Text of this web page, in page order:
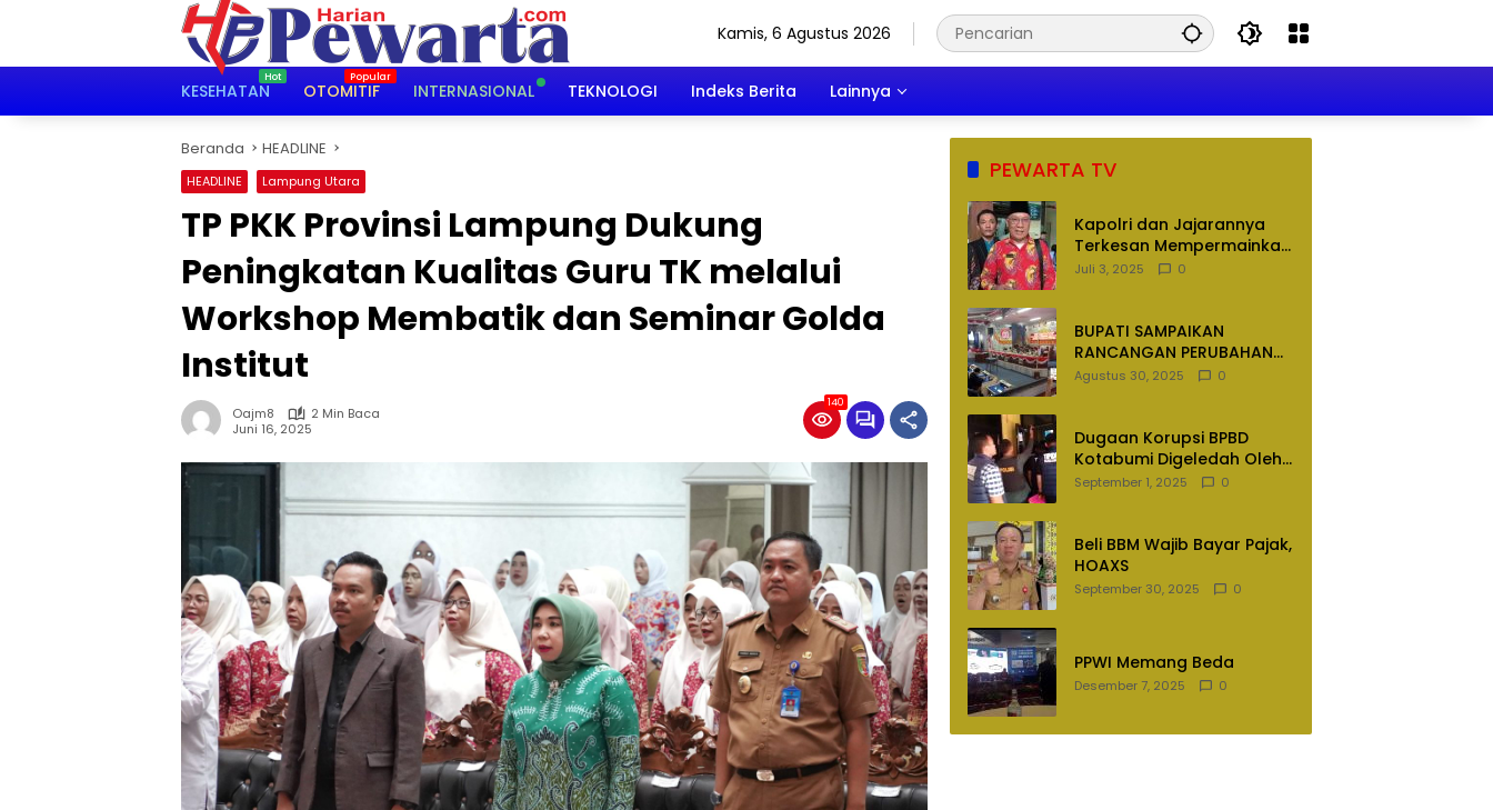
Kamis, 6 Agustus 2026
KESEHATAN OTOMITIF INTERNASIONAL TEKNOLOGI Indeks Berita Lainnya
Beranda HEADLINE
HEADLINE Lampung Utara
TP PKK Provinsi Lampung Dukung
Peningkatan Kualitas Guru TK melalui
Workshop Membatik dan Seminar Golda
Institut
Oajm8
2 Min Baca
Juni 16, 2025
140
PEWARTA TV
Kapolri dan Jajarannya
Terkesan Mempermainkan
Hukum
Juli 3, 2025 0
BUPATI SAMPAIKAN
RANCANGAN PERUBAHAN
APBD TAHUN ANGGARAN
Agustus 30, 2025 0
Dugaan Korupsi BPBD
Kotabumi Digeledah Oleh
Tim Penyidik Polres
September 1, 2025 0
Beli BBM Wajib Bayar Pajak,
HOAXS
September 30, 2025 0
PPWI Memang Beda
Desember 7, 2025 0